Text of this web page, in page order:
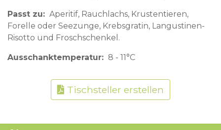
Passt zu
Aperitif, Rauchlachs, Krustentieren,
Forelle oder Seezunge, Krebsgratin, Langustinen-
Risotto und Froschschenkel.
Ausschanktemperatur 8 - 11°C
Tischsteller erstellen